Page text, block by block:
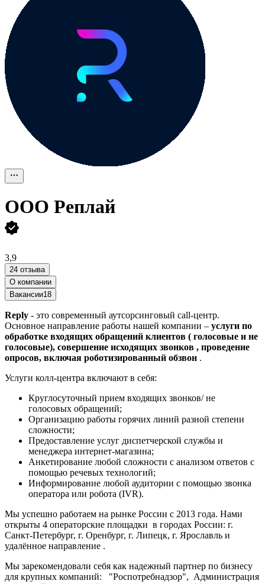
ООО Реплай
3,9
24 отзыва
О компании
Вакансии18
Reply - это современный аутсорсинговый call-центр.
Основное направление работы нашей компании – услуги по
обработке входящих обращений клиентов ( голосовые и не
голосовые), совершение исходящих звонков , проведение
опросов, включая роботизированный обзвон .
Услуги колл-центра включают в себя:
Круглосуточный прием входящих звонков/ не
голосовых обращений;
Организацию работы горячих линий разной степени
сложности;
Предоставление услуг диспетчерской службы и
менеджера интернет-магазина;
Анкетирование любой сложности с анализом ответов с
помощью речевых технологий;
Информирование любой аудитории с помощью звонка
оператора или робота (IVR).
Мы успешно работаем на рынке России с 2013 года. Нами
открыты 4 операторские площадки в городах России: г.
Санкт-Петербург, г. Оренбург, г. Липецк, г. Ярославль и
удалённое направление .
Мы зарекомендовали себя как надежный партнер по бизнесу
для крупных компаний: "Роспотребнадзор", Администрация